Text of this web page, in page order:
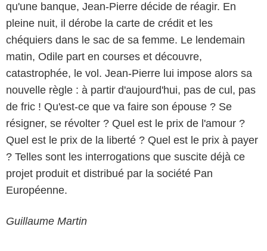
qu'une banque, Jean-Pierre décide de réagir. En
pleine nuit, il dérobe la carte de crédit et les
chéquiers dans le sac de sa femme. Le lendemain
matin, Odile part en courses et découvre,
catastrophée, le vol. Jean-Pierre lui impose alors sa
nouvelle règle : à partir d'aujourd'hui, pas de cul, pas
de fric ! Qu'est-ce que va faire son épouse ? Se
résigner, se révolter ? Quel est le prix de l'amour ?
Quel est le prix de la liberté ? Quel est le prix à payer
? Telles sont les interrogations que suscite déjà ce
projet produit et distribué par la société Pan
Européenne.
Guillaume Martin